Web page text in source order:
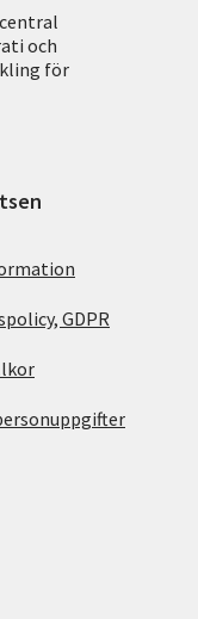
och
för
GDPR